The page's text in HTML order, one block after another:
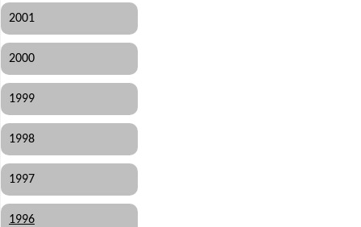
2001
2000
1999
1998
1997
1996